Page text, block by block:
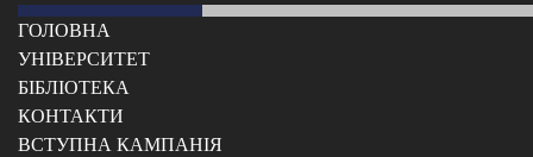
ГОЛОВНА
УНІВЕРСИТЕТ
БІБЛІОТЕКА
КОНТАКТИ
ВСТУПНА КАМПАНІЯ